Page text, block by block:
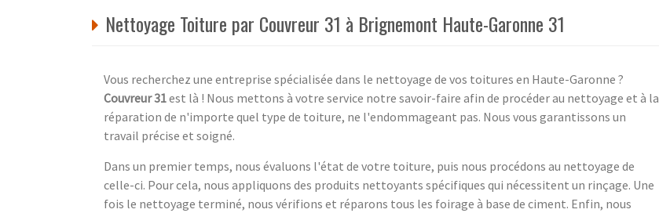
Nettoyage Toiture par Couvreur 31 à Brignemont Haute-Garonne 31
Vous recherchez une entreprise spécialisée dans le nettoyage de vos toitures en Haute-Garonne ?
Couvreur 31est là ! Nous mettons à votre service notre savoir-faire afin de procéder au nettoyage et à la
réparation de n'importe quel type de toiture, ne l'endommageant pas. Nous vous garantissons un
travail précise et soigné.
Dans un premier temps, nous évaluons l'état de votre toiture, puis nous procédons au nettoyage de
celle-ci. Pour cela, nous appliquons des produits nettoyants spécifiques qui nécessitent un rinçage. Une
fois le nettoyage terminé, nous vérifions et réparons tous les foirage à base de ciment. Enfin, nous